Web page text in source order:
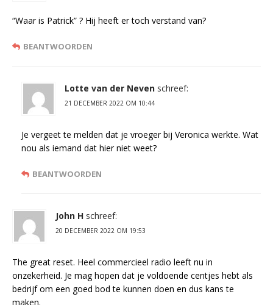
“Waar is Patrick” ? Hij heeft er toch verstand van?
BEANTWOORDEN
Lotte van der Neven schreef:
21 DECEMBER 2022 OM 10:44
Je vergeet te melden dat je vroeger bij Veronica werkte. Wat
nou als iemand dat hier niet weet?
BEANTWOORDEN
John H schreef:
20 DECEMBER 2022 OM 19:53
The great reset. Heel commercieel radio leeft nu in
onzekerheid. Je mag hopen dat je voldoende centjes hebt als
bedrijf om een goed bod te kunnen doen en dus kans te
maken.